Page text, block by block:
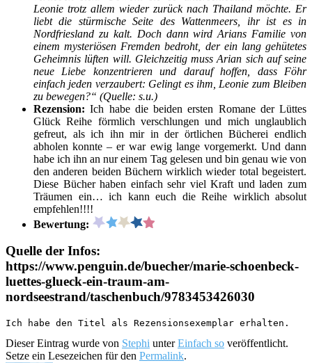
Leonie trotz allem wieder zurück nach Thailand möchte. Er
liebt die stürmische Seite des Wattenmeers, ihr ist es in
Nordfriesland zu kalt. Doch dann wird Arians Familie von
einem mysteriösen Fremden bedroht, der ein lang gehütetes
Geheimnis lüften will. Gleichzeitig muss Arian sich auf seine
neue Liebe konzentrieren und darauf hoffen, dass Föhr
einfach jeden verzaubert: Gelingt es ihm, Leonie zum Bleiben
zu bewegen?“ (Quelle: s.u.)
Rezension:Ich habe die beiden ersten Romane der Lüttes
Glück Reihe förmlich verschlungen und mich unglaublich
gefreut, als ich ihn mir in der örtlichen Bücherei endlich
abholen konnte – er war ewig lange vorgemerkt. Und dann
habe ich ihn an nur einem Tag gelesen und bin genau wie von
den anderen beiden Büchern wirklich wieder total begeistert.
Diese Bücher haben einfach sehr viel Kraft und laden zum
Träumen ein… ich kann euch die Reihe wirklich absolut
empfehlen!!!!
Bewertung:
Quelle der Infos:
https://www.penguin.de/buecher/marie-schoenbeck-
luettes-glueck-ein-traum-am-
nordseestrand/taschenbuch/9783453426030
Ich habe den Titel als Rezensionsexemplar erhalten.
Dieser Eintrag wurde von Stephi unterEinfach so veröffentlicht.
Setze ein Lesezeichen für den Permalink.